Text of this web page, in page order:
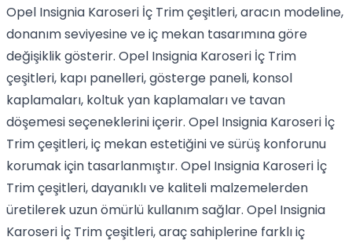
Opel Insignia Karoseri İç Trim çeşitleri, aracın modeline,
donanım seviyesine ve iç mekan tasarımına göre
değişiklik gösterir. Opel Insignia Karoseri İç Trim
çeşitleri, kapı panelleri, gösterge paneli, konsol
kaplamaları, koltuk yan kaplamaları ve tavan
döşemesi seçeneklerini içerir. Opel Insignia Karoseri İç
Trim çeşitleri, iç mekan estetiğini ve sürüş konforunu
korumak için tasarlanmıştır. Opel Insignia Karoseri İç
Trim çeşitleri, dayanıklı ve kaliteli malzemelerden
üretilerek uzun ömürlü kullanım sağlar. Opel Insignia
Karoseri İç Trim çeşitleri, araç sahiplerine farklı iç